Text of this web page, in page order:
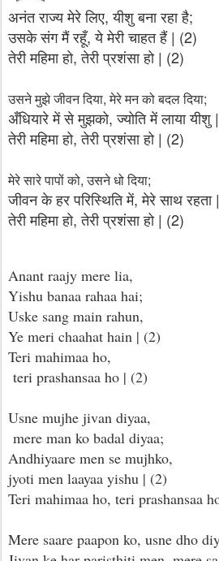
अनंत राज्य मेरे लिए, यीशु बना रहा है;
उसके संग मैं रहूँ, ये मेरी चाहत हैं | (2)
तेरी महिमा हो, तेरी प्रशंसा हो | (2)
उसने मुझे जीवन दिया, मेरे मन को बदल दिया;
अँधियारे में से मुझको, ज्योति में लाया यीशु
तेरी महिमा हो, तेरी प्रशंसा हो | (2)
मेरे सारे पापों को, उसने धो दिया;
जीवन के हर परिस्थिति में, मेरे साथ रहता
तेरी महिमा हो, तेरी प्रशंसा हो | (2)
Anant raajy mere lia,
Yishu banaa rahaa hai;
Uske sang main rahun,
Ye meri chaahat hain | (2)
Teri mahimaa ho,
teri prashansaa ho | (2)
Usne mujhe jivan diyaa,
mere man ko badal diyaa;
Andhiyaare men se mujhko,
jyoti men laayaa yishu | (2)
Teri mahimaa ho, teri prashansaa
Mere saare paapon ko, usne dho